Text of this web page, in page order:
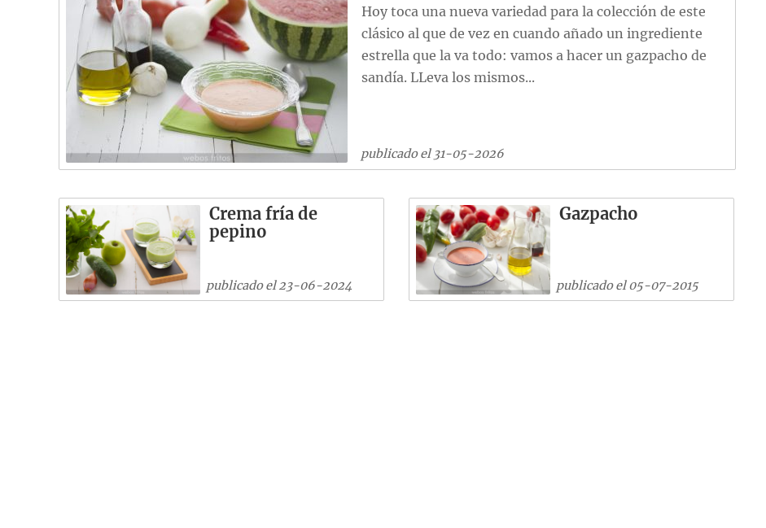
Hoy toca una nueva variedad para la colección de este
clásico al que de vez en cuando añado un ingrediente
estrella que la va todo: vamos a hacer un gazpacho de
sandía. LLeva los mismos...
publicado el 31-05-2026
Crema fría de
pepino
publicado el 23-06-2024
Gazpacho
publicado el 05-07-2015